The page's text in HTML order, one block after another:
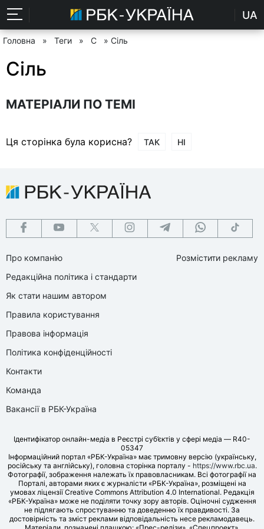
UA
Головна » Теги » С » Сіль
Сіль
МАТЕРІАЛИ ПО ТЕМІ
Ця сторінка була корисна? ТАК НІ
Про компанію
Редакційна політика і стандарти
Як стати нашим автором
Правила користування
Правова інформація
Політика конфіденційності
Контакти
Команда
Вакансії в РБК-Україна
Розмістити рекламу
Ідентифікатор онлайн-медіа в Реєстрі суб’єктів у сфері медіа — R40-
05347
Інформаційний портал «РБК-Україна» має тримовну версію (українську,
російську та англійську), головна сторінка порталу - https://www.rbc.ua.
Фотографії, зображення належать їх правовласникам. Всі фотографії на
Порталі, авторами яких є журналісти «РБК-Україна», розміщені на
умовах ліцензії Creative Commons Attribution 4.0 International. Редакція
«РБК-Україна» може не поділяти точку зору авторів. Оціночні судження
не підлягають спростуванню та доведенню їх правдивості. За
достовірність та зміст реклами відповідальність несе рекламодавець.